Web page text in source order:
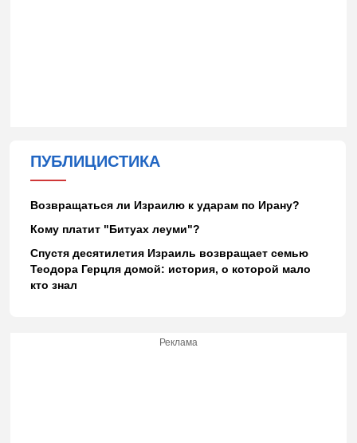
ПУБЛИЦИСТИКА
Возвращаться ли Израилю к ударам по Ирану?
Кому платит "Битуах леуми"?
Спустя десятилетия Израиль возвращает семью
Теодора Герцля домой: история, о которой мало
кто знал
Реклама